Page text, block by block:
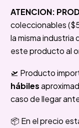
ATENCION:
coleccionables
la misma
este producto al
🛫 Producto
hábiles
caso de llegar
📦 En el precio